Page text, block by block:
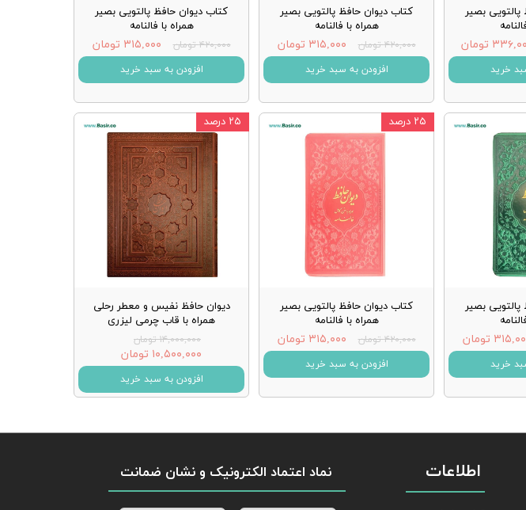
بصیر
تومان
خرید
کتاب دیوان حافظ پالتویی بصیر
همراه با فالنامه
۴۲۰,۰۰۰ تومان ۳۱۵,۰۰۰ تومان
افزودن به سبد خرید
کتاب دیوان حافظ پالتویی بصیر
همراه با فالنامه
۴۲۰,۰۰۰ تومان ۳۱۵,۰۰۰ تومان
افزودن به سبد خرید
بصیر
تومان
خرید
کتاب دیوان حافظ پالتویی بصیر
همراه با فالنامه
۴۲۰,۰۰۰ تومان ۳۱۵,۰۰۰ تومان
افزودن به سبد خرید
۲۵ درصد
دیوان حافظ نفیس و معطر رحلی
همراه با قاب چرمی لیزری
۱۴,۰۰۰,۰۰۰ تومان
۱۰,۵۰۰,۰۰۰ تومان
افزودن به سبد خرید
۲۵ درصد
نماد اعتماد الکترونیک و نشان ضمانت اطلاعات